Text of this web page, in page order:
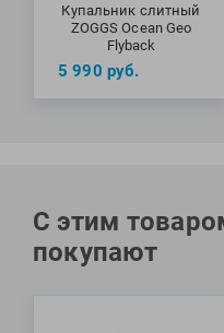
МАТЕРИАЛЫ: 78% ткань
Купальник слитный
ZOGGS Ocean Geo
Flyback
5 990 руб.
С этим
покупают